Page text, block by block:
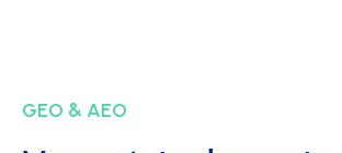
GEO & AEO